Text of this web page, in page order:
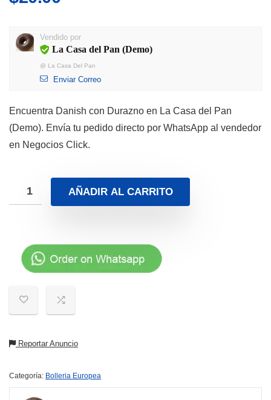
Vendido por
La Casa del Pan (Demo)
@ La Casa Del Pan
Enviar Correo
Encuentra Danish con Durazno en La Casa del Pan
(Demo). Envía tu pedido directo por WhatsApp al vendedor
en Negocios Click.
AÑADIR AL CARRITO
Reportar Anuncio
Categoría: Bolleria Europea